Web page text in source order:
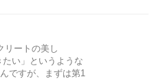
リートの美し
い」というような
ですが、まずは第1